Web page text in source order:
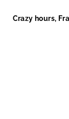
Crazy hours,